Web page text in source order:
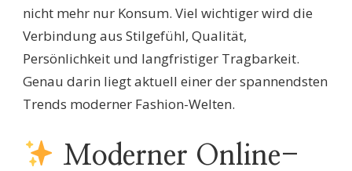
nicht mehr nur Konsum. Viel wichtiger wird die
Verbindung aus Stilgefühl, Qualität,
Persönlichkeit und langfristiger Tragbarkeit.
Genau darin liegt aktuell einer der spannendsten
Trends moderner Fashion-Welten.
Moderner Online-